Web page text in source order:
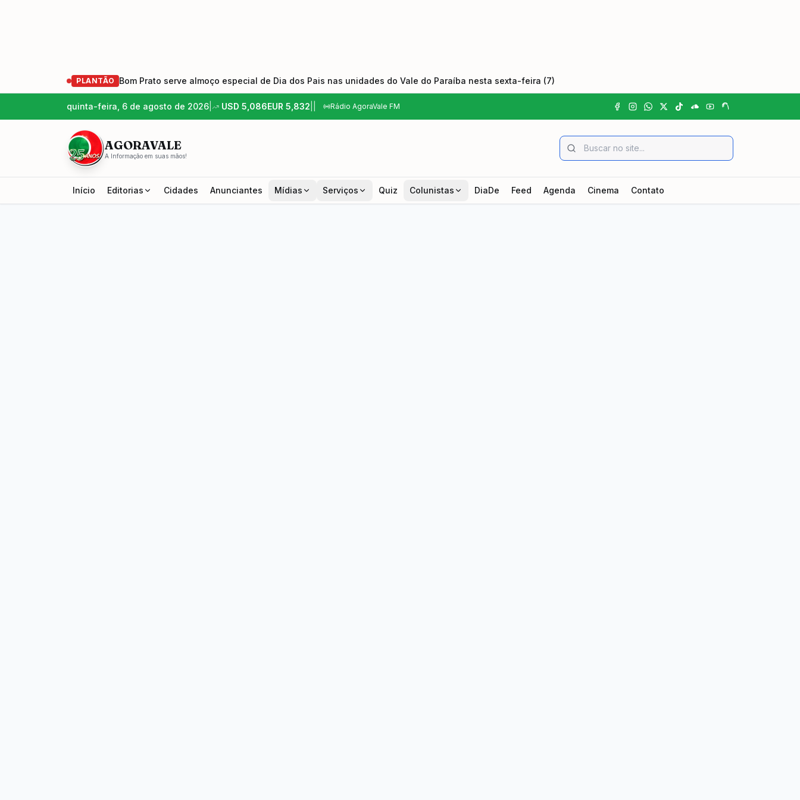
PLANTÃO Bom Prato serve almoço especial de Dia dos Pais nas unidades do Vale do Paraíba nesta sexta-feira (7)
quinta-feira, 6 de agosto de 2026 USD 5,086EUR 5,832 Rádio AgoraVale FM
AGORAVALE
A Informação em suas mãos!
Início Editorias Cidades Anunciantes Mídias Serviços Quiz Colunistas DiaDe Feed Agenda Cinema Contato